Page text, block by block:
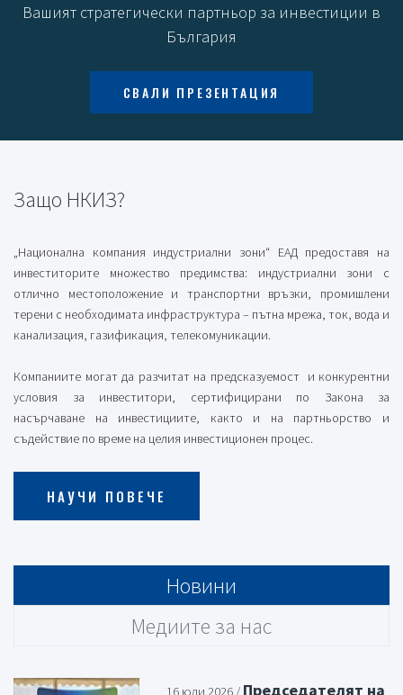
Вашият стратегически партньор за инвестиции в
България
СВАЛИ ПРЕЗЕНТАЦИЯ
Защо НКИЗ?
„Национална компания индустриални зони“ ЕАД предоставя на
инвеститорите множество предимства: индустриални зони с
отлично местоположение и транспортни връзки, промишлени
терени с необходимата инфраструктура – пътна мрежа, ток, вода и
канализация, газификация, телекомуникации.
Компаниите могат да разчитат на предсказуемост и конкурентни
условия за инвеститори, сертифицирани по Закона за
насърчаване на инвестициите, както и на партньорство и
съдействие по време на целия инвестиционен процес.
НАУЧИ ПОВЕЧЕ
Новини
Медиите за нас
16 юли 2026 / Председателят на